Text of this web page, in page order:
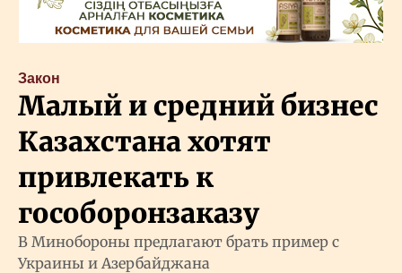
Закон
Малый и средний бизнес
Казахстана хотят
привлекать к
гособоронзаказу
В Минобороны предлагают брать пример с
Украины и Азербайджана